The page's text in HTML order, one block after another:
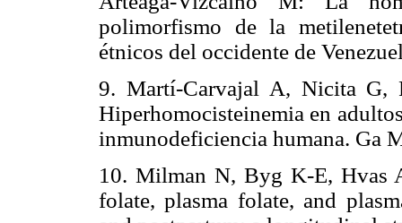
polimorfismo de la
étnicos del occidente de
9. Martí-Carvajal A, Nicita
Hiperhomocisteinemia en
inmunodeficiencia humana. Ga
10. Milman N, Byg K-E, Hvas
folate, plasma folate, and